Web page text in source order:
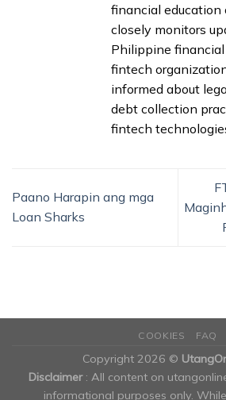
financial education
closely monitors
Philippine financial
fintech
informed about
debt collection
fintech
Paano Harapin ang mga
Loan Sharks
COOKIES FAQ
Copyright 2026 ©
Disclaimer : All content on
informational purposes only.